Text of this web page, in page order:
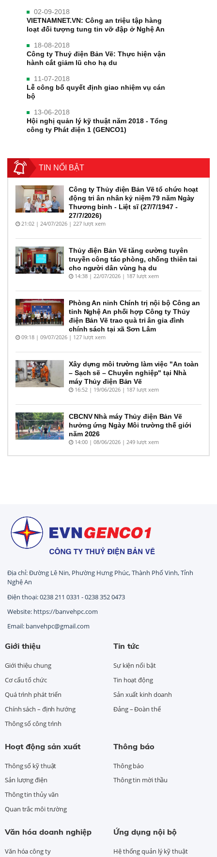
02-09-2018
VIETNAMNET.VN: Công an triệu tập hàng
loạt đối tượng tung tin vỡ đập ở Nghệ An
18-08-2018
Công ty Thuỷ điện Bản Vẽ: Thực hiện vận
hành cắt giảm lũ cho hạ du
11-07-2018
Lễ công bố quyết định giao nhiệm vụ cán
bộ
13-06-2018
Hội nghị quản lý kỹ thuật năm 2018 - Tổng
công ty Phát điện 1 (GENCO1)
TIN NỔI BẬT
Công ty Thủy điện Bản Vẽ tổ chức hoạt
động tri ân nhân kỷ niệm 79 năm Ngày
Thương binh - Liệt sĩ (27/7/1947 -
27/7/2026)
21:02 | 24/07/2026 | 227 lượt xem
Thủy điện Bản Vẽ tăng cường tuyên
truyền công tác phòng, chống thiên tai
cho người dân vùng hạ du
14:38 | 22/07/2026 | 187 lượt xem
Phòng An ninh Chính trị nội bộ Công an
tỉnh Nghệ An phối hợp Công ty Thủy
điện Bản Vẽ trao quà tri ân gia đình
chính sách tại xã Sơn Lâm
09:18 | 09/07/2026 | 127 lượt xem
Xây dựng môi trường làm việc "An toàn
– Sạch sẽ – Chuyên nghiệp" tại Nhà
máy Thủy điện Bản Vẽ
16:52 | 19/06/2026 | 187 lượt xem
CBCNV Nhà máy Thủy điện Bản Vẽ
hưởng ứng Ngày Môi trường thế giới
năm 2026
14:00 | 08/06/2026 | 249 lượt xem
Địa chỉ: Đường Lê Nin, Phường Hưng Phúc, Thành Phố Vinh, Tỉnh
Nghệ An
Điện thoại: 0238 211 0331 - 0238 352 0473
Website: https://banvehpc.com
Email: banvehpc@gmail.com
Giới thiệu
Giới thiệu chung
Cơ cấu tổ chức
Quá trình phát triển
Chính sách – định hướng
Thông số công trình
Tin tức
Sự kiện nổi bật
Tin hoạt động
Sản xuất kinh doanh
Đảng – Đoàn thể
Hoạt động sản xuất
Thông số kỹ thuật
Sản lượng điện
Thông tin thủy văn
Quan trắc môi trường
Thông báo
Thông báo
Thông tin mời thầu
Văn hóa doanh nghiệp
Văn hóa công ty
Ứng dụng nội bộ
Hệ thống quản lý kỹ thuật